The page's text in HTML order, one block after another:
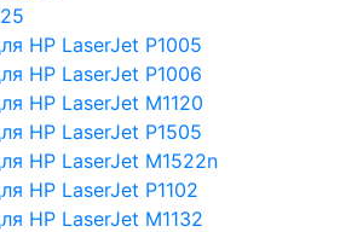
HP LaserJet P1005
HP LaserJet P1006
HP LaserJet M1120
HP LaserJet P1505
HP LaserJet M1522n
HP LaserJet P1102
HP LaserJet M1132